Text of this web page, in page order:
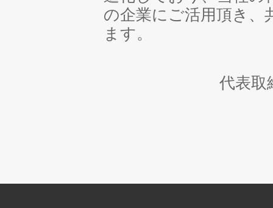
の企業にご活用頂き、
ます。
代表